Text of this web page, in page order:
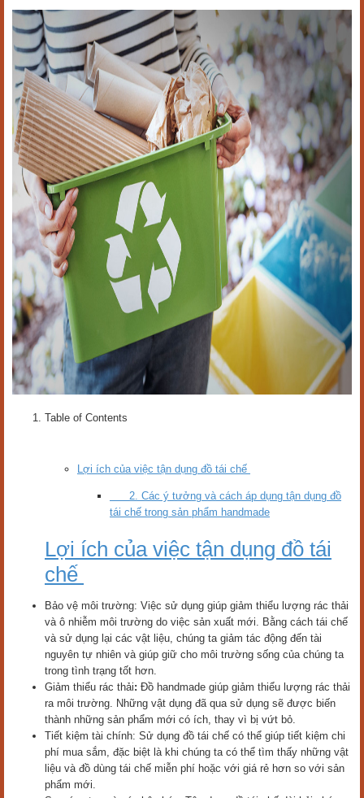
Table of Contents
Lợi ích của việc tận dụng đồ tái chế
2. Các ý tưởng và cách áp dụng tận dụng đồ
tái chế trong sản phẩm handmade
Lợi ích của việc tận dụng đồ tái
chế
Bảo vệ môi trường: Việc sử dụng giúp giảm thiểu lượng rác thải
và ô nhiễm môi trường do việc sản xuất mới. Bằng cách tái chế
và sử dụng lại các vật liệu, chúng ta giảm tác động đến tài
nguyên tự nhiên và giúp giữ cho môi trường sống của chúng ta
trong tình trạng tốt hơn.
Giảm thiểu rác thải: Đồ handmade giúp giảm thiểu lượng rác thải
ra môi trường. Những vật dụng đã qua sử dụng sẽ được biến
thành những sản phẩm mới có ích, thay vì bị vứt bỏ.
Tiết kiệm tài chính: Sử dụng đồ tái chế có thể giúp tiết kiệm chi
phí mua sắm, đặc biệt là khi chúng ta có thể tìm thấy những vật
liệu và đồ dùng tái chế miễn phí hoặc với giá rẻ hơn so với sản
phẩm mới.